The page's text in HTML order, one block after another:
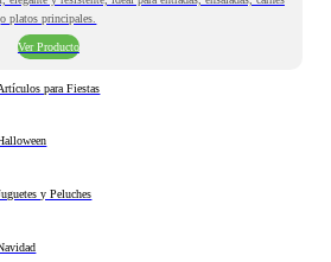
o platos principales.
Ver Producto
para Fiestas
y Peluches